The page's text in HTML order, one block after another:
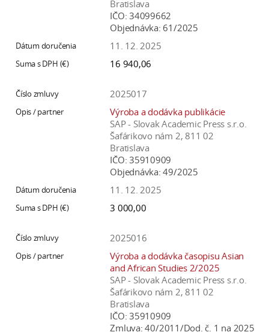
Bratislava
IČO: 34099662
Objednávka: 61/2025
11. 12. 2025
16 940,06
2025017
Výroba a dodávka publikácie
SAP - Slovak Academic Press s.r.o.
Šafárikovo nám 2, 811 02
Bratislava
IČO: 35910909
Objednávka: 49/2025
11. 12. 2025
3 000,00
2025016
Výroba a dodávka časopisu Asian
and African Studies 2/2025
SAP - Slovak Academic Press s.r.o.
Šafárikovo nám 2, 811 02
Bratislava
IČO: 35910909
Zmluva: 40/2011/Dod. č. 1 na 2025